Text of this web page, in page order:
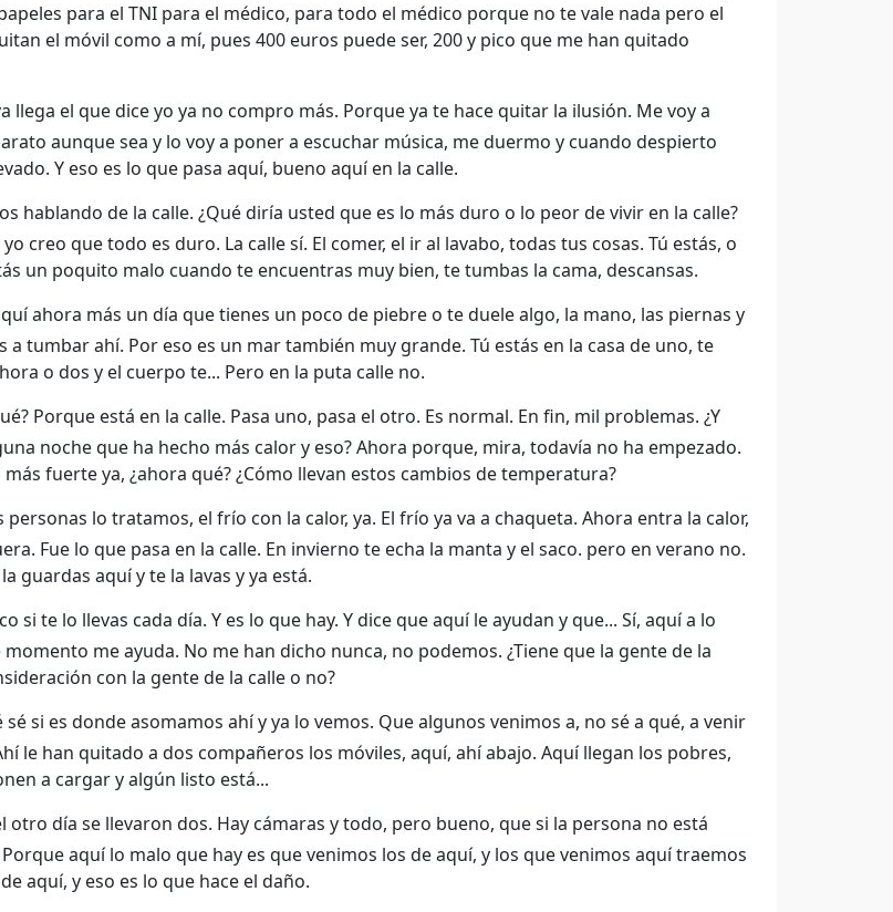
para el TNI para el médico, para todo el médico porque no te vale nada pero el
el móvil como a mí, pues 400 euros puede ser, 200 y pico que me han quitado
llega el que dice yo ya no compro más. Porque ya te hace quitar la ilusión. Me voy a
aunque sea y lo voy a poner a escuchar música, me duermo y cuando despierto
Y eso es lo que pasa aquí, bueno aquí en la calle.
hablando de la calle. ¿Qué diría usted que es lo más duro o lo peor de vivir en la calle?
creo que todo es duro. La calle sí. El comer, el ir al lavabo, todas tus cosas. Tú estás, o
un poquito malo cuando te encuentras muy bien, te tumbas la cama, descansas.
ahora más un día que tienes un poco de piebre o te duele algo, la mano, las piernas y
a tumbar ahí. Por eso es un mar también muy grande. Tú estás en la casa de uno, te
o dos y el cuerpo te... Pero en la puta calle no.
Porque está en la calle. Pasa uno, pasa el otro. Es normal. En fin, mil problemas. ¿Y
noche que ha hecho más calor y eso? Ahora porque, mira, todavía no ha empezado.
fuerte ya, ¿ahora qué? ¿Cómo llevan estos cambios de temperatura?
personas lo tratamos, el frío con la calor, ya. El frío ya va a chaqueta. Ahora entra la calor,
Fue lo que pasa en la calle. En invierno te echa la manta y el saco. pero en verano no.
guardas aquí y te la lavas y ya está.
si te lo llevas cada día. Y es lo que hay. Y dice que aquí le ayudan y que... Sí, aquí a lo
me ayuda. No me han dicho nunca, no podemos. ¿Tiene que la gente de la
con la gente de la calle o no?
sé si es donde asomamos ahí y ya lo vemos. Que algunos venimos a, no sé a qué, a venir
le han quitado a dos compañeros los móviles, aquí, ahí abajo. Aquí llegan los pobres,
a cargar y algún listo está...
otro día se llevaron dos. Hay cámaras y todo, pero bueno, que si la persona no está
aquí lo malo que hay es que venimos los de aquí, y los que venimos aquí traemos
aquí, y eso es lo que hace el daño.